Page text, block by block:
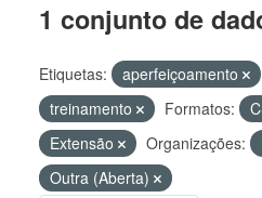
1 conjunto de
Etiquetas: aperfeiçoamento
treinamento
Formatos:
Extensão
Organizações:
Outra (Aberta)